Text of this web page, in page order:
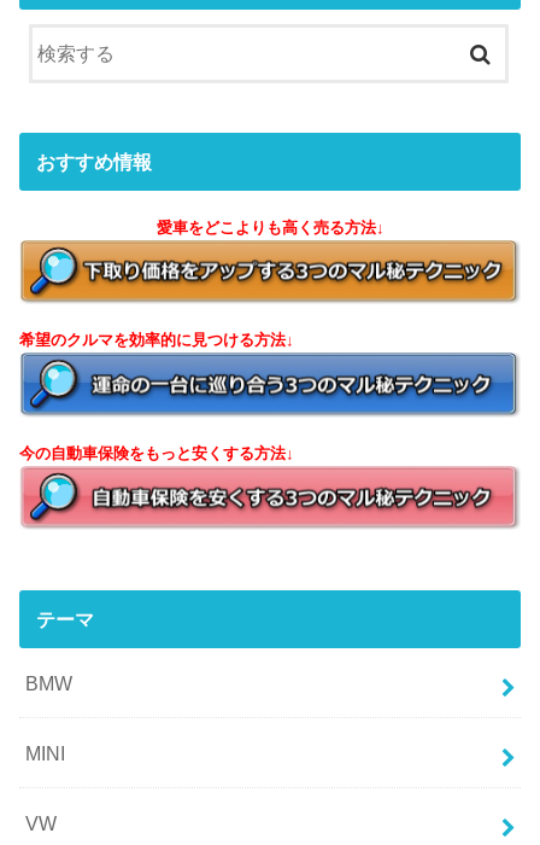
おすすめ情報
愛車をどこよりも高く売る方法↓
希望のクルマを効率的に見つける方法↓
今の自動車保険をもっと安くする方法↓
テーマ
BMW
MINI
VW